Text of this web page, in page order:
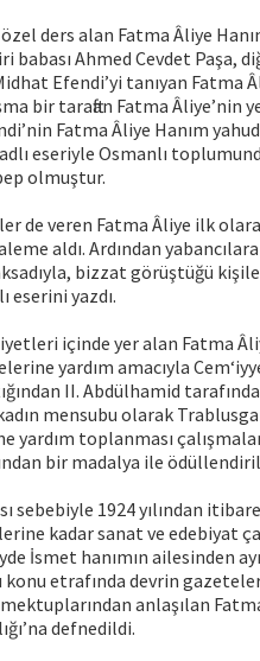
ders alan Fatma Âliye
Ahmed Cevdet Paşa,
Efendi’yi tanıyan Fatma
bir taraftan Fatma Âliye’nin
Fatma Âliye Hanım
eseriyle Osmanlı
olmuştur.
de veren Fatma Âliye ilk
aldı. Ardından
bizzat görüştüğü
eserini yazdı.
içinde yer alan Fatma
yardım amacıyla
II. Abdülhamid
mensubu olarak
toplanması
bir madalya ile
sebebiyle 1924 yılından
kadar sanat ve edebiyat
İsmet hanımın ailesinden
konu etrafında devrin
anlaşılan
defnedildi.